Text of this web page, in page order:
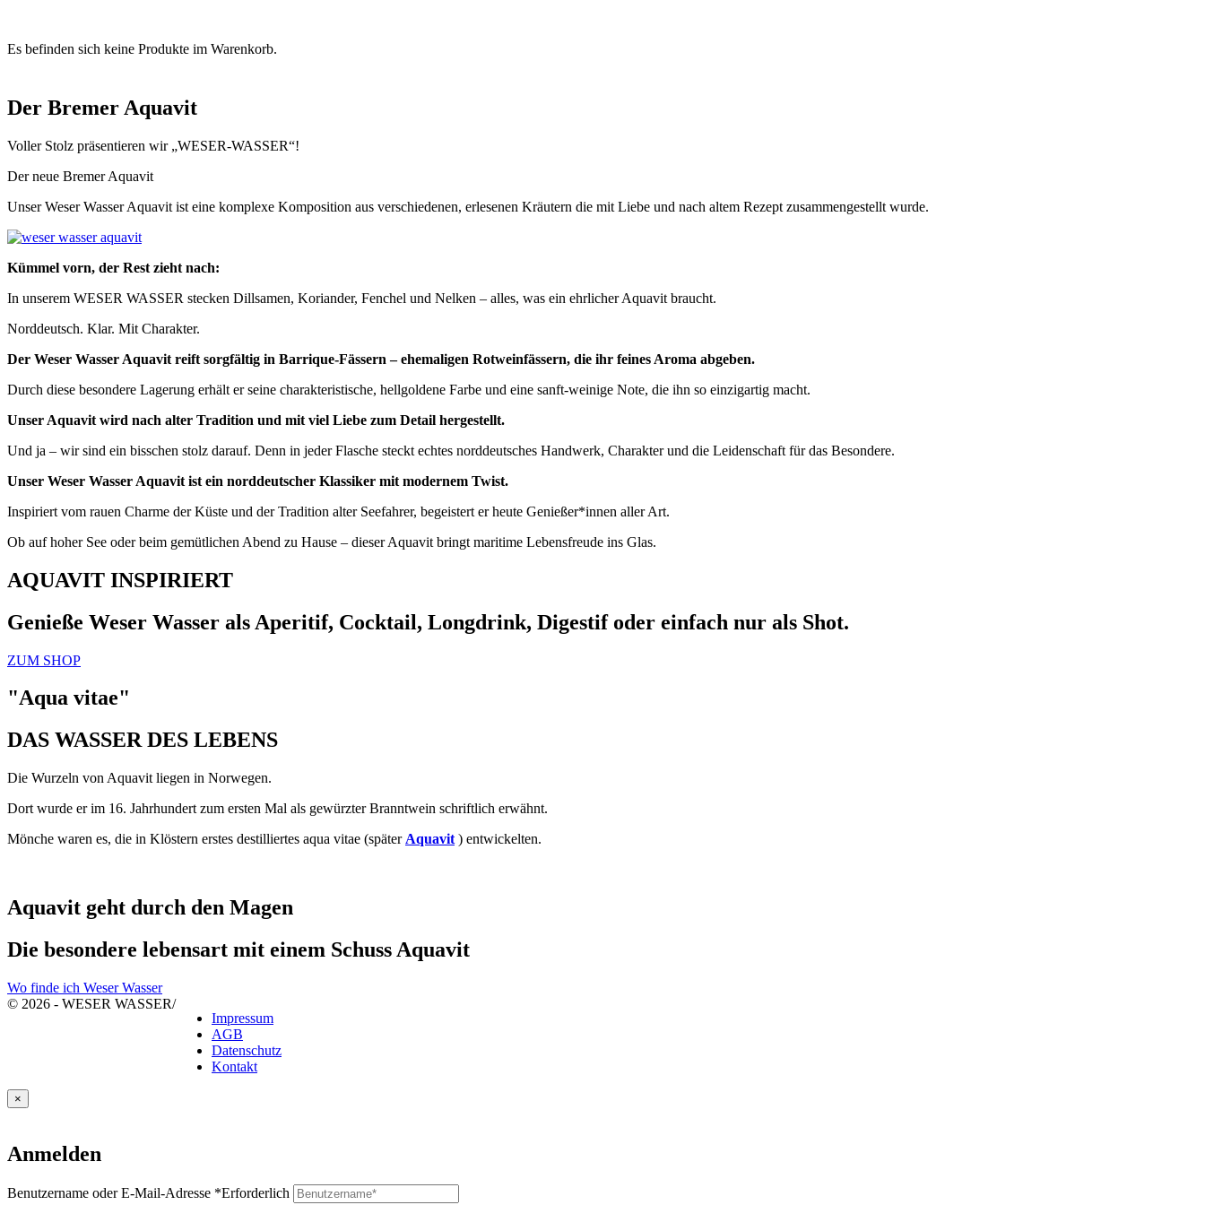
Es befinden sich keine Produkte im Warenkorb.
Der Bremer Aquavit
Voller Stolz präsentieren wir „WESER-WASSER“!
Der neue Bremer Aquavit
Unser Weser Wasser Aquavit ist eine komplexe Komposition aus verschiedenen, erlesenen Kräutern die mit Liebe und nach altem Rezept zusammengestellt wurde.
Kümmel vorn, der Rest zieht nach:
In unserem WESER WASSER stecken Dillsamen, Koriander, Fenchel und Nelken – alles, was ein ehrlicher Aquavit braucht.
Norddeutsch. Klar. Mit Charakter.
Der Weser Wasser Aquavit reift sorgfältig in Barrique-Fässern – ehemaligen Rotweinfässern, die ihr feines Aroma abgeben.
Durch diese besondere Lagerung erhält er seine charakteristische, hellgoldene Farbe und eine sanft-weinige Note, die ihn so einzigartig macht.
Unser Aquavit wird nach alter Tradition und mit viel Liebe zum Detail hergestellt.
Und ja – wir sind ein bisschen stolz darauf. Denn in jeder Flasche steckt echtes norddeutsches Handwerk, Charakter und die Leidenschaft für das Besondere.
Unser Weser Wasser Aquavit ist ein norddeutscher Klassiker mit modernem Twist.
Inspiriert vom rauen Charme der Küste und der Tradition alter Seefahrer, begeistert er heute Genießer*innen aller Art.
Ob auf hoher See oder beim gemütlichen Abend zu Hause – dieser Aquavit bringt maritime Lebensfreude ins Glas.
AQUAVIT INSPIRIERT
Genieße Weser Wasser als Aperitif, Cocktail, Longdrink, Digestif oder einfach nur als Shot.
ZUM SHOP
"Aqua vitae"
DAS WASSER DES LEBENS
Die Wurzeln von Aquavit liegen in Norwegen.
Dort wurde er im 16. Jahrhundert zum ersten Mal als gewürzter Branntwein schriftlich erwähnt.
Mönche waren es, die in Klöstern erstes destilliertes aqua vitae (später Aquavit ) entwickelten.
Aquavit geht durch den Magen
Die besondere lebensart mit einem Schuss Aquavit
Wo finde ich Weser Wasser
© 2026 - WESER WASSER/
Impressum
AGB
Datenschutz
Kontakt
×
Anmelden
Benutzername oder E-Mail-Adresse *Erforderlich